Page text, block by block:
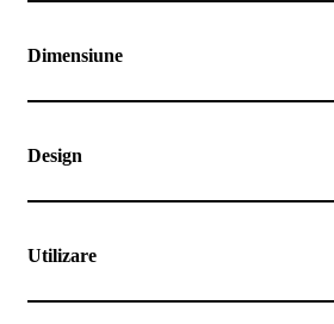
Dimensiune
Design
Utilizare